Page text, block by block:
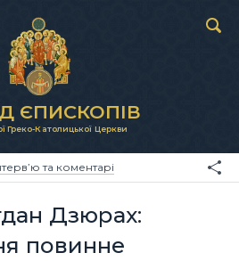
ЄПИСКОПІВ
Греко-Католицької Церкви
та коментарі
Дзюрах:
повинне